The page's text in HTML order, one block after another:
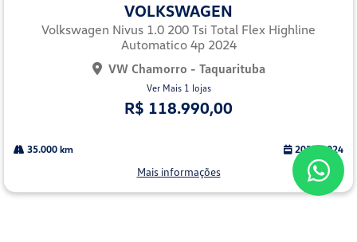
VOLKSWAGEN
Volkswagen Nivus 1.0 200 Tsi Total Flex Highline
Automatico 4p 2024
VW Chamorro - Taquarituba
Ver Mais 1 lojas
R$ 118.990,00
35.000 km 2024/2024
Mais informações